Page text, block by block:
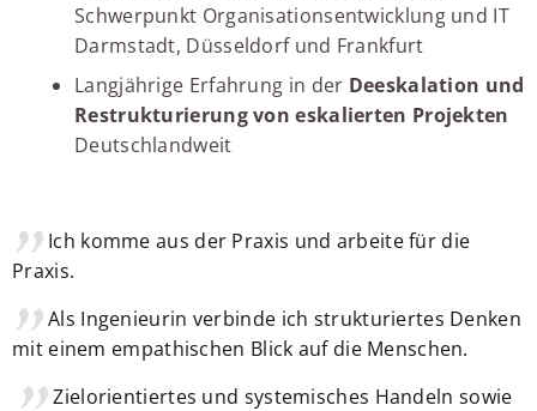
Schwerpunkt Organisationsentwicklung und IT
Darmstadt, Düsseldorf und Frankfurt
Langjährige Erfahrung in der Deeskalation und
Restrukturierung von eskalierten Projekten
Deutschlandweit
Ich komme aus der Praxis und arbeite für die
Praxis.
Als Ingenieurin verbinde ich strukturiertes Denken
mit einem empathischen Blick auf die Menschen.
Zielorientiertes und systemisches Handeln sowie